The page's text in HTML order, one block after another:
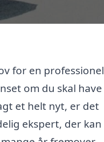
for en professionel
om du skal have
et helt nyt, er det
ekspert, der kan